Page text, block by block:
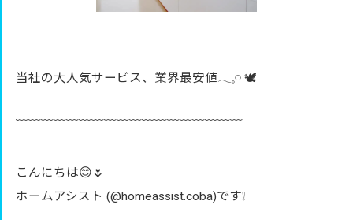
当社の大人気サービス、業界最安値𓂃𓈒𓏸︎︎︎︎ 🕊
﹋﹋﹋﹋﹋﹋﹋﹋﹋﹋﹋﹋﹋﹋﹋﹋﹋﹋
こんにちは😊🌷
ホームアシスト (@homeassist.coba)です❕